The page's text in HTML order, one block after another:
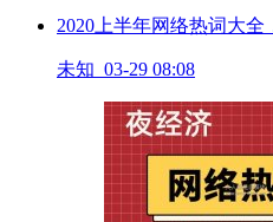
2020上半年网络热词大全
未知 03-29 08:08